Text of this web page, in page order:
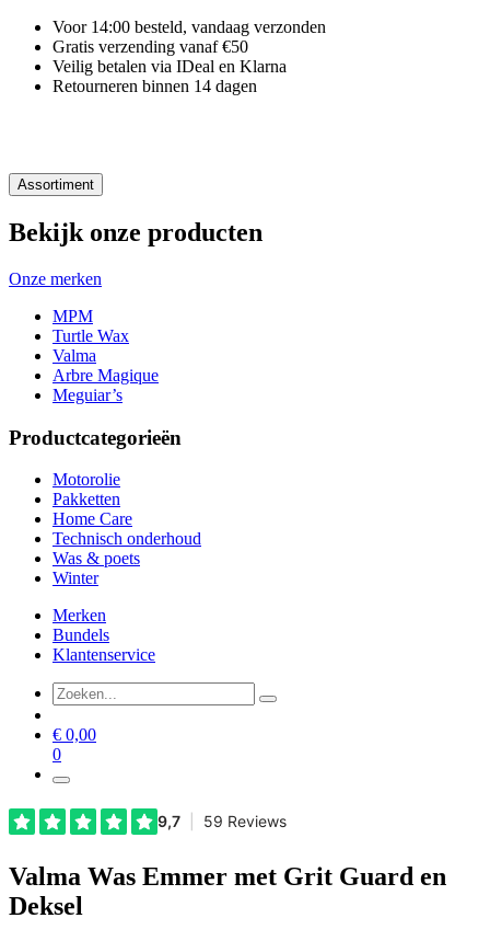
Voor 14:00 besteld, vandaag verzonden
Gratis verzending vanaf €50
Veilig betalen via IDeal en Klarna
Retourneren binnen 14 dagen
Assortiment
Bekijk onze producten
Onze merken
MPM
Turtle Wax
Valma
Arbre Magique
Meguiar’s
Productcategorieën
Motorolie
Pakketten
Home Care
Technisch onderhoud
Was & poets
Winter
Merken
Bundels
Klantenservice
€ 0,00
0
Valma Was Emmer met Grit Guard en
Deksel